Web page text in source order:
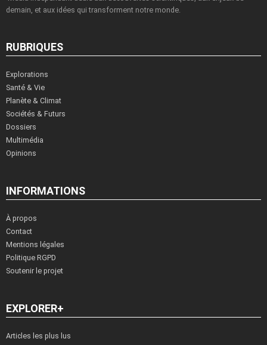
demain, et aux idées qui transforment notre monde.
RUBRIQUES
Explorations
Santé & Vie
Planète & Climat
Sociétés & Futurs
Dossiers
Multimédia
Opinions
INFORMATIONS
À propos
Contact
Mentions légales
Politique RGPD
Soutenir le projet
EXPLORER+
Articles les plus lus